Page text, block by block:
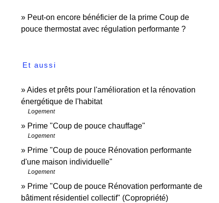
Peut-on encore bénéficier de la prime Coup de
pouce thermostat avec régulation performante ?
Et aussi
Aides et prêts pour l'amélioration et la rénovation
énergétique de l'habitat
Logement
Prime "Coup de pouce chauffage"
Logement
Prime "Coup de pouce Rénovation performante
d'une maison individuelle"
Logement
Prime "Coup de pouce Rénovation performante de
bâtiment résidentiel collectif" (Copropriété)